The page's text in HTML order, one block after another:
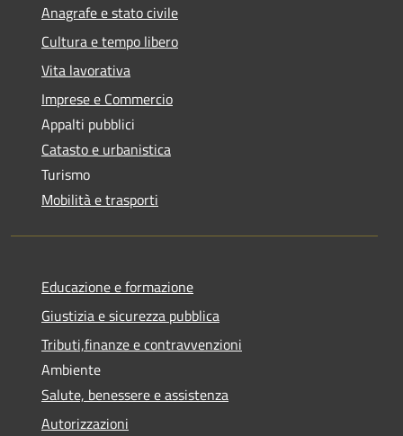
Anagrafe e stato civile
Cultura e tempo libero
Vita lavorativa
Imprese e Commercio
Appalti pubblici
Catasto e urbanistica
Turismo
Mobilità e trasporti
Educazione e formazione
Giustizia e sicurezza pubblica
Tributi,finanze e contravvenzioni
Ambiente
Salute, benessere e assistenza
Autorizzazioni